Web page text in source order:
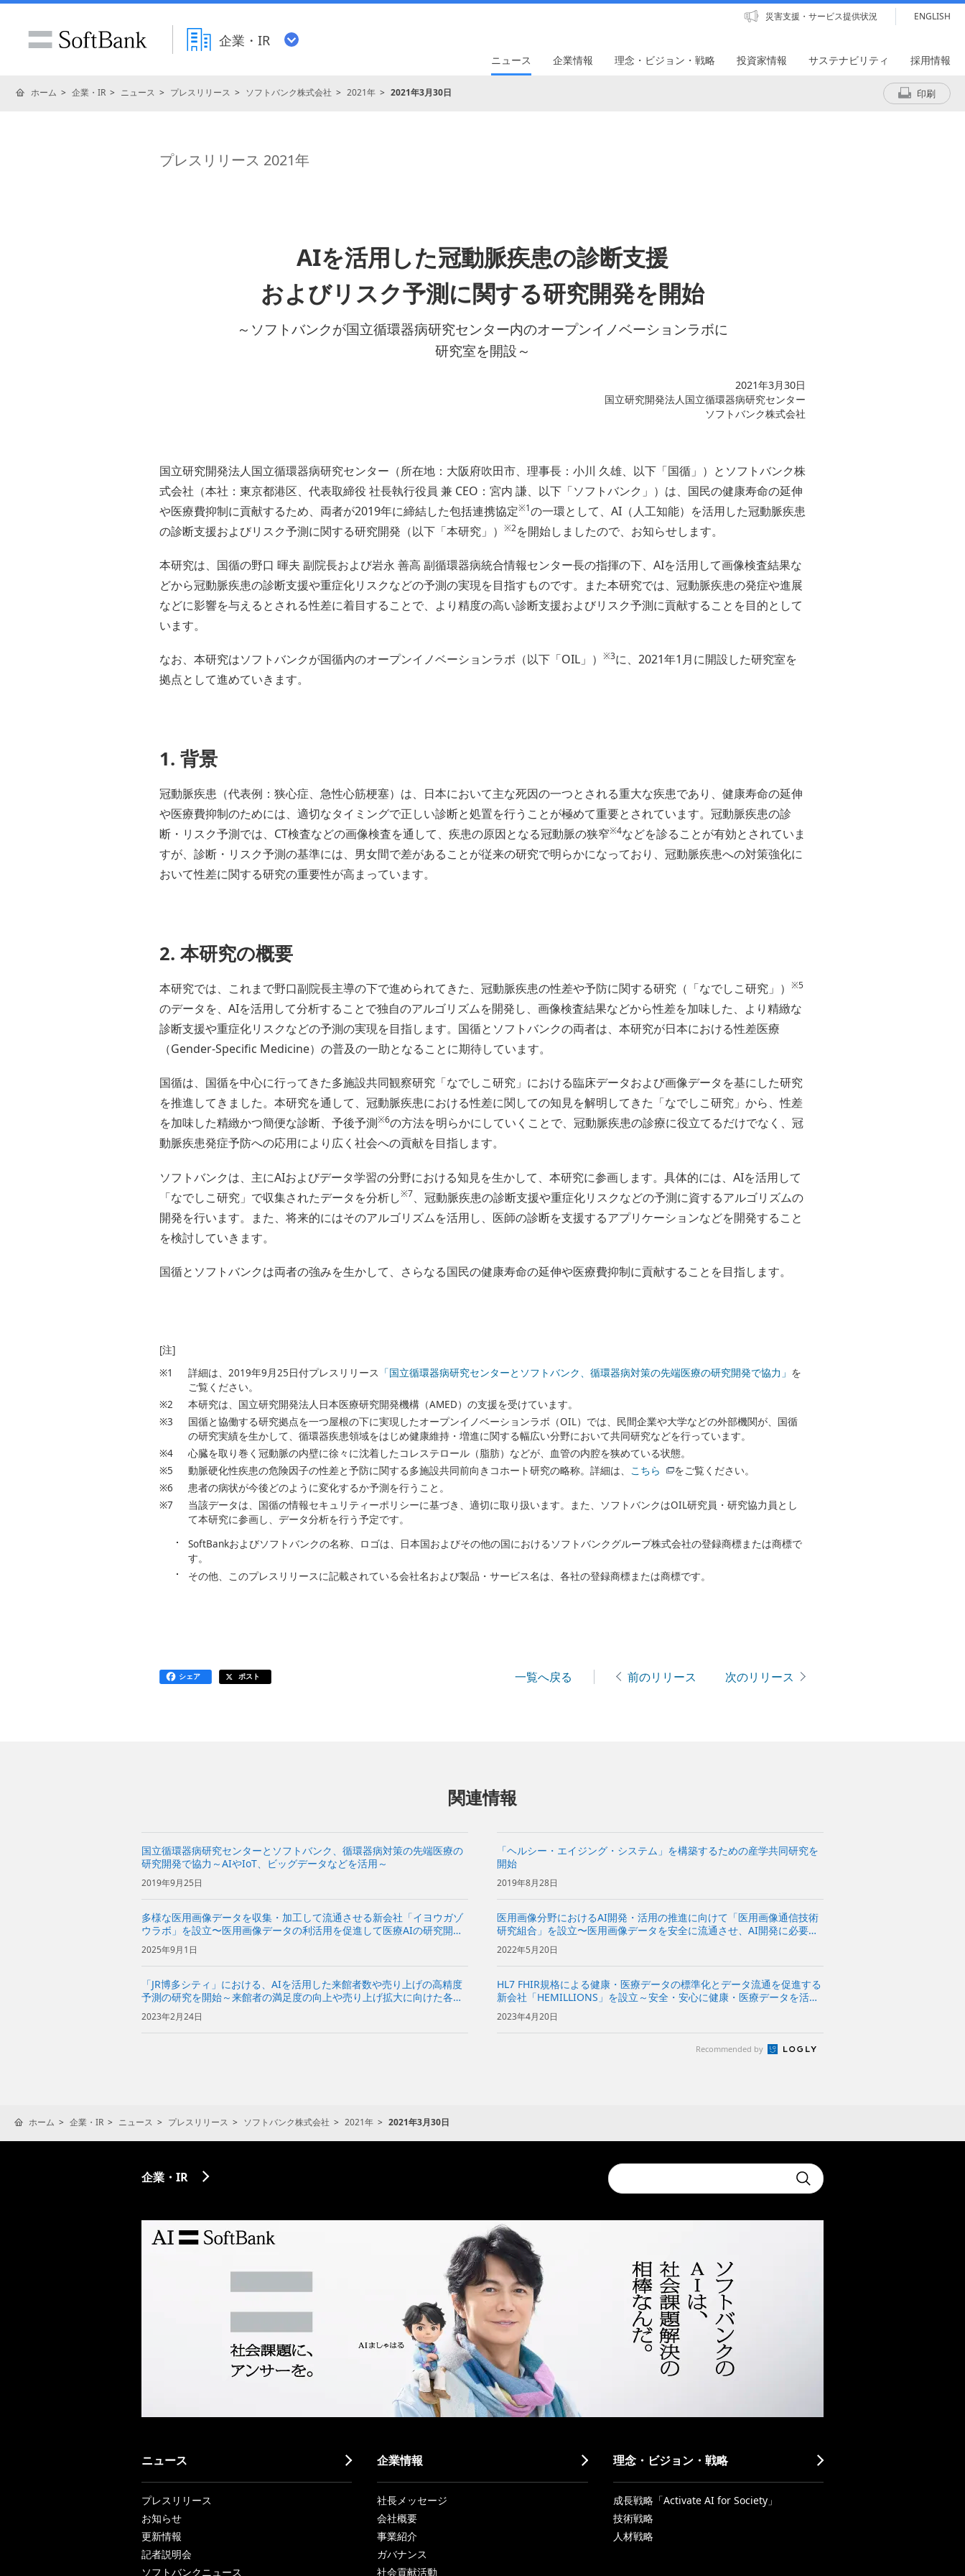
企業・IR
災害支援・サービス提供状況 ENGLISH
ニュース 企業情報 理念・ビジョン・戦略 投資家情報 サステナビリティ 採用情報
ホーム 企業・IR ニュース プレスリリース ソフトバンク株式会社 2021年 2021年3月30日 印刷
プレスリリース 2021年
AIを活用した冠動脈疾患の診断支援
およびリスク予測に関する研究開発を開始
～ソフトバンクが国立循環器病研究センター内のオープンイノベーションラボに
研究室を開設～
2021年3月30日
国立研究開発法人国立循環器病研究センター
ソフトバンク株式会社
国立研究開発法人国立循環器病研究センター（所在地：大阪府吹田市、理事長：小川 久雄、以下「国循」）とソフトバンク株
式会社（本社：東京都港区、代表取締役 社長執行役員 兼 CEO：宮内 謙、以下「ソフトバンク」）は、国民の健康寿命の延伸
や医療費抑制に貢献するため、両者が2019年に締結した包括連携協定※1の一環として、AI（人工知能）を活用した冠動脈疾患
の診断支援およびリスク予測に関する研究開発（以下「本研究」） ※2を開始しましたので、お知らせします。
本研究は、国循の野口 暉夫 副院長および岩永 善高 副循環器病統合情報センター長の指揮の下、AIを活用して画像検査結果な
どから冠動脈疾患の診断支援や重症化リスクなどの予測の実現を目指すものです。また本研究では、冠動脈疾患の発症や進展
などに影響を与えるとされる性差に着目することで、より精度の高い診断支援およびリスク予測に貢献することを目的として
います。
なお、本研究はソフトバンクが国循内のオープンイノベーションラボ（以下「OIL」） ※3に、2021年1月に開設した研究室を
拠点として進めていきます。
1. 背景
冠動脈疾患（代表例：狭心症、急性心筋梗塞）は、日本において主な死因の一つとされる重大な疾患であり、健康寿命の延伸
や医療費抑制のためには、適切なタイミングで正しい診断と処置を行うことが極めて重要とされています。冠動脈疾患の診
断・リスク予測では、CT検査などの画像検査を通して、疾患の原因となる冠動脈の狭窄※4などを診ることが有効とされていま
すが、診断・リスク予測の基準には、男女間で差があることが従来の研究で明らかになっており、冠動脈疾患への対策強化に
おいて性差に関する研究の重要性が高まっています。
2. 本研究の概要
本研究では、これまで野口副院長主導の下で進められてきた、冠動脈疾患の性差や予防に関する研究（「なでしこ研究」） ※5
のデータを、AIを活用して分析することで独自のアルゴリズムを開発し、画像検査結果などから性差を加味した、より精緻な
診断支援や重症化リスクなどの予測の実現を目指します。国循とソフトバンクの両者は、本研究が日本における性差医療
（Gender-Specific Medicine）の普及の一助となることに期待しています。
国循は、国循を中心に行ってきた多施設共同観察研究「なでしこ研究」における臨床データおよび画像データを基にした研究
を推進してきました。本研究を通して、冠動脈疾患における性差に関しての知見を解明してきた「なでしこ研究」から、性差
を加味した精緻かつ簡便な診断、予後予測※6の方法を明らかにしていくことで、冠動脈疾患の診療に役立てるだけでなく、冠
動脈疾患発症予防への応用により広く社会への貢献を目指します。
ソフトバンクは、主にAIおよびデータ学習の分野における知見を生かして、本研究に参画します。具体的には、AIを活用して
「なでしこ研究」で収集されたデータを分析し※7、冠動脈疾患の診断支援や重症化リスクなどの予測に資するアルゴリズムの
開発を行います。また、将来的にはそのアルゴリズムを活用し、医師の診断を支援するアプリケーションなどを開発すること
を検討していきます。
国循とソフトバンクは両者の強みを生かして、さらなる国民の健康寿命の延伸や医療費抑制に貢献することを目指します。
[注]
※1
詳細は、2019年9月25日付プレスリリース 「国立循環器病研究センターとソフトバンク、循環器病対策の先端医療の研究開発で協力」 を
ご覧ください。
※2
本研究は、国立研究開発法人日本医療研究開発機構（AMED）の支援を受けています。
※3
国循と協働する研究拠点を一つ屋根の下に実現したオープンイノベーションラボ（OIL）では、民間企業や大学などの外部機関が、国循
の研究実績を生かして、循環器疾患領域をはじめ健康維持・増進に関する幅広い分野において共同研究などを行っています。
※4
心臓を取り巻く冠動脈の内壁に徐々に沈着したコレステロール（脂肪）などが、血管の内腔を狭めている状態。
※5
動脈硬化性疾患の危険因子の性差と予防に関する多施設共同前向きコホート研究の略称。詳細は、 こちら
をご覧ください。
※6
患者の病状が今後どのように変化するか予測を行うこと。
※7
当該データは、国循の情報セキュリティーポリシーに基づき、適切に取り扱います。また、ソフトバンクはOIL研究員・研究協力員とし
て本研究に参画し、データ分析を行う予定です。
SoftBankおよびソフトバンクの名称、ロゴは、日本国およびその他の国におけるソフトバンクグループ株式会社の登録商標または商標で
す。
その他、このプレスリリースに記載されている会社名および製品・サービス名は、各社の登録商標または商標です。
シェア ポスト 一覧へ戻る 前のリリース 次のリリース
関連情報
国立循環器病研究センターとソフトバンク、循環器病対策の先端医療の
研究開発で協力～AIやIoT、ビッグデータなどを活用～
2019年9月25日
「ヘルシー・エイジング・システム」を構築するための産学共同研究を
開始
2019年8月28日
多様な医用画像データを収集・加工して流通させる新会社「イヨウガゾ
ウラボ」を設立〜医用画像データの利活用を促進して医療AIの研究開発
や社会実装を支援〜
2025年9月1日
医用画像分野におけるAI開発・活用の推進に向けて「医用画像通信技術
研究組合」を設立〜医用画像データを安全に流通させ、AI開発に必要な
データの提供を目指す〜
2022年5月20日
「JR博多シティ」における、AIを活用した来館者数や売り上げの高精度
予測の研究を開始～来館者の満足度の向上や売り上げ拡大に向けた各種
施策に活用～
2023年2月24日
HL7 FHIR規格による健康・医療データの標準化とデータ流通を促進する
新会社「HEMILLIONS」を設立～安全・安心に健康・医療データを活用
できる社会を構築し、次世代の医療やヘルスケアの実現を目指す～
2023年4月20日
Recommended by
ホーム 企業・IR ニュース プレスリリース ソフトバンク株式会社 2021年 2021年3月30日
Conduct
a
search
Submit
企業・IR
ニュース
プレスリリース
お知らせ
更新情報
記者説明会
ソフトバンクニュース
企業情報
社長メッセージ
会社概要
事業紹介
ガバナンス
社会貢献活動
理念・ビジョン・戦略
成長戦略「Activate AI for Society」
技術戦略
人材戦略